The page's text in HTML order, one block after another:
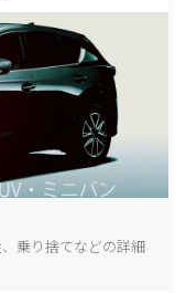
乗り捨てなどの詳細